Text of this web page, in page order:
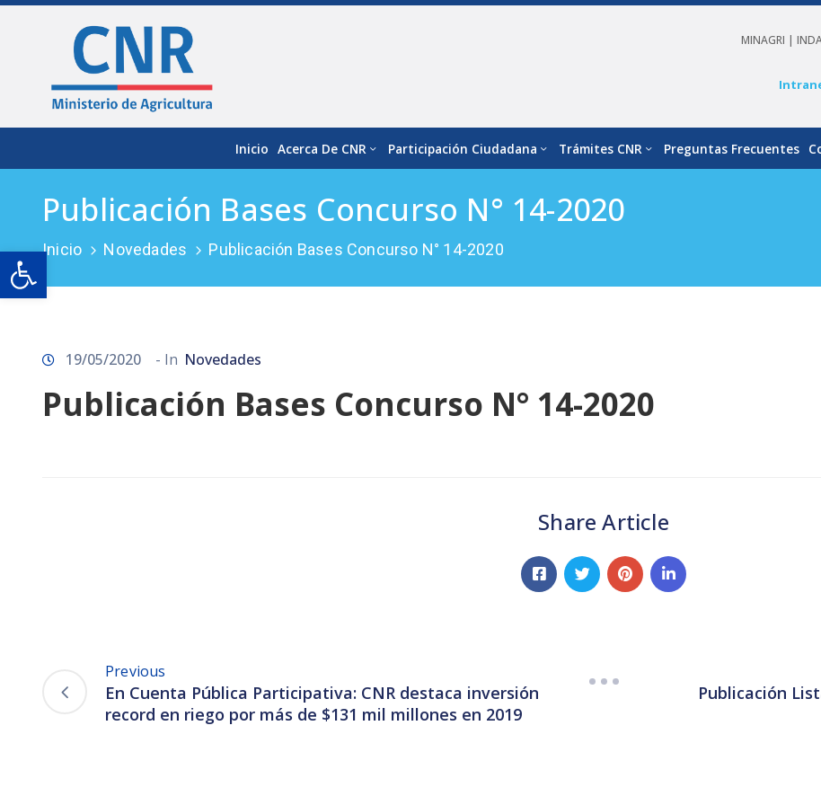
Open toolbar
MINAGRI |
Inicio Acerca De CNR Participación Ciudadana Trámites CNR Preguntas Frecuentes
Publicación Bases Concurso N° 14-2020
Inicio Novedades Publicación Bases Concurso N° 14-2020
19/05/2020 - In Novedades
Publicación Bases Concurso N° 14-2020
Share Article
Previous
En Cuenta Pública Participativa: CNR destaca inversión
record en riego por más de $131 mil millones en 2019
Publicación